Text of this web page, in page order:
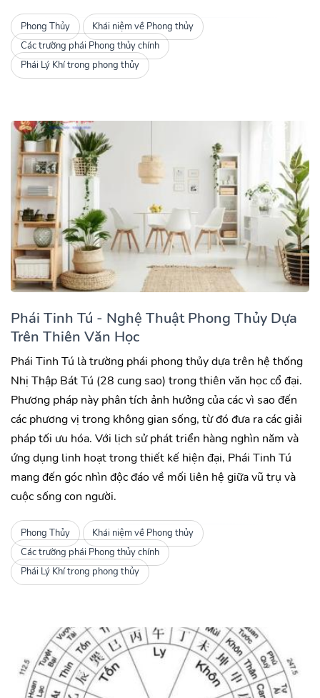
Phong Thủy
Khái niệm về Phong thủy
Các trường phái Phong thủy chính
Phái Lý Khí trong phong thủy
Phái Tinh Tú - Nghệ Thuật Phong Thủy Dựa
Trên Thiên Văn Học
Phái Tinh Tú là trường phái phong thủy dựa trên hệ thống
Nhị Thập Bát Tú (28 cung sao) trong thiên văn học cổ đại.
Phương pháp này phân tích ảnh hưởng của các vì sao đến
các phương vị trong không gian sống, từ đó đưa ra các giải
pháp tối ưu hóa. Với lịch sử phát triển hàng nghìn năm và
ứng dụng linh hoạt trong thiết kế hiện đại, Phái Tinh Tú
mang đến góc nhìn độc đáo về mối liên hệ giữa vũ trụ và
cuộc sống con người.
Phong Thủy
Khái niệm về Phong thủy
Các trường phái Phong thủy chính
Phái Lý Khí trong phong thủy